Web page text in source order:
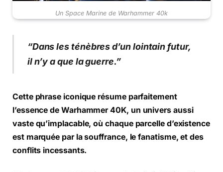
Un Space Marine de Warhammer 40k
“Dans les ténèbres d’un lointain futur,
il n’y a que la guerre.”
Cette phrase iconique résume parfaitement
l’essence de Warhammer 40K, un univers aussi
vaste qu’implacable, où chaque parcelle d’existence
est marquée par la souffrance, le fanatisme, et des
conflits incessants.